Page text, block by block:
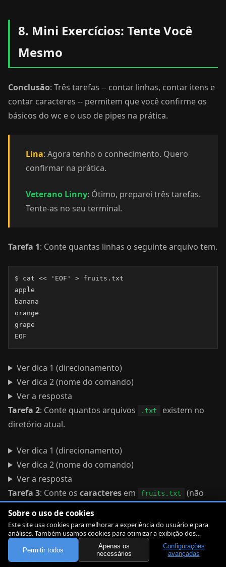
Sobre o uso de cookies
Este site usa cookies para melhorar a experiência do usuário e para
análises. Também usamos cookies para otimizar a exibição dos
artigos.
Permitir todos
Apenas os
necessários
Configurações
avançadas
8. Mini Exercícios: Tente Você
Mesmo
Conclusão: Três tarefas -- contar linhas, contar itens e
contar caracteres -- permitem que você confirme os
básicos do wc e o uso de pipes na prática.
Lina: Agora tenho o conhecimento. Quero
confirmar na prática.
Veterano Linny: Ótimo, preparei três tarefas.
Tente-as no seu terminal.
Tarefa 1: Conte quantas linhas o seguinte arquivo tem.
$ cat << 'EOF' > fruits.txt
apple
banana
orange
grape
EOF
Ver dica 1 (direcionamento)
Ver dica 2 (nome do comando)
Ver a resposta
Tarefa 2: Conte quantos arquivos .txt
existem no
diretório atual.
Ver dica 1 (direcionamento)
Ver dica 2 (nome do comando)
Ver a resposta
Tarefa 3: Conte os caracteres em fruits.txt
(não
Ver dica 1 (direcionamento)
Ver dica 2 (nome do comando)
Ver a resposta